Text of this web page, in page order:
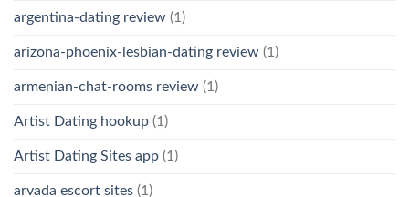
argentina-dating review (1)
arizona-phoenix-lesbian-dating review (1)
armenian-chat-rooms review (1)
Artist Dating hookup (1)
Artist Dating Sites app (1)
arvada escort sites (1)